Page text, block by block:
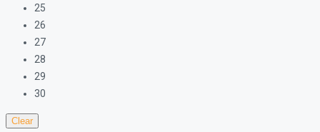
25
26
27
28
29
30
Clear